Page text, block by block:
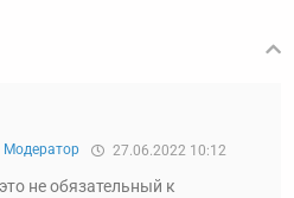
Модератор 27.06.2022 10:12
не обязательный к